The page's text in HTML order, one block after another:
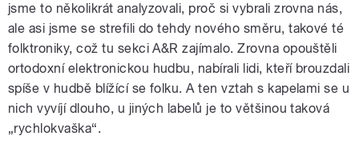
jsme to několikrát analyzovali, proč si vybrali zrovna nás,
ale asi jsme se strefili do tehdy nového směru, takové té
folktroniky, což tu sekci A&R zajímalo. Zrovna opouštěli
ortodoxní elektronickou hudbu, nabírali lidi, kteří brouzdali
spíše v hudbě blížící se folku. A ten vztah s kapelami se u
nich vyvíjí dlouho, u jiných labelů je to většinou taková
„rychlokvaška“.